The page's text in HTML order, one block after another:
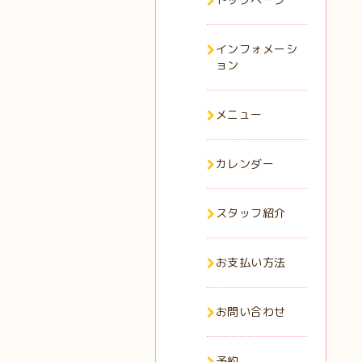
インフォメーシ
ョン
メニュー
カレンダー
スタッフ紹介
お支払い方法
お問い合わせ